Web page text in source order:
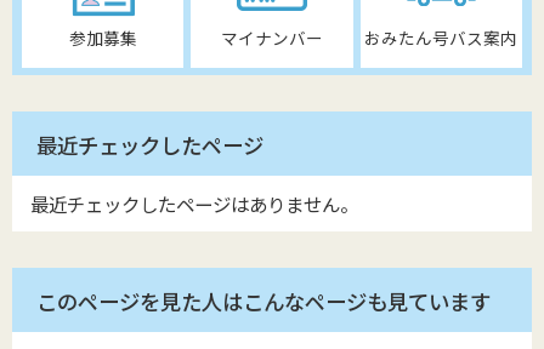
参加募集 マイナンバー おみたん号バス案内
最近チェックしたページ
最近チェックしたページはありません。
このページを見た人はこんなページも見ています